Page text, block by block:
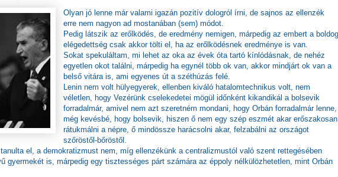
Olyan jó lenne már valami igazán pozitív dologról írni, de sajnos az ellenzék
erre nem nagyon ad mostanában (sem) módot.
Pedig látszik az erőlködés, de eredmény nemigen, márpedig az embert a boldog
elégedettség csak akkor tölti el, ha az erőlködésnek eredménye is van.
Sokat spekuláltam, mi lehet az oka az évek óta tartó kínlódásnak, de nehéz
egyetlen okot találni, márpedig ha egynél több ok van, akkor mindjárt ok van a
belső vitára is, ami egyenes út a széthúzás felé.
Lenin nem volt hülyegyerek, ellenben kiváló hatalomtechnikus volt, nem
véletlen, hogy Vezérünk cselekedetei mögül időnként kikandikál a bolsevik
forradalmár, amivel nem azt szeretném mondani, hogy Orbán forradalmár lenne,
még kevésbé, hogy bolsevik, hiszen ő nem egy szép eszmét akar erőszakosan
rátukmálni a népre, ő mindössze harácsolni akar, felzabálni az országot
szőröstől-bőröstől.
el, a demokratizmust nem, míg ellenzékünk a centralizmustól való szent rettegésében
gyermekét is, márpedig egy tisztességes párt számára az éppoly nélkülözhetetlen, mint Orbán